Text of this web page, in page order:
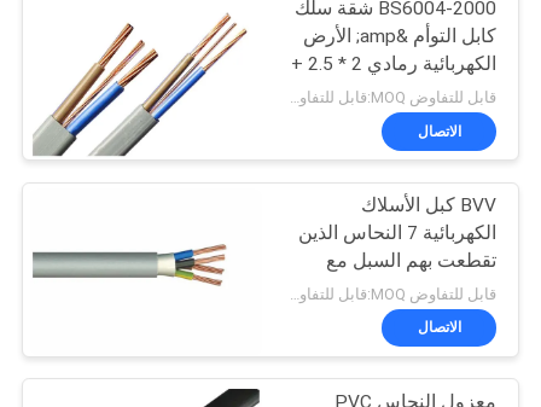
خريطة
الموقع
سياسة
الخصوصية
BS6004-2000 شقة سلك
كابل التوأم &amp; الأرض
الكهربائية رمادي 2 * 2.5 +
1.5SQMM
الاتصال
BVV كبل الأسلاك
الكهربائية 7 النحاس الذين
تقطعت بهم السبل مع
مزدوجة PVC سترة 2-5
النوى × 1.5
الاتصال
معزول النحاس PVC